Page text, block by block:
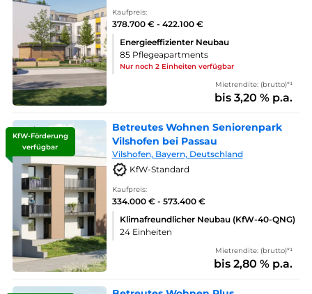
Kaufpreis:
378.700 € - 422.100 €
Energieeffizienter Neubau
85 Pflegeapartments
Nur noch 2 Einheiten verfügbar
Mietrendite: (brutto)*¹
bis 3,20 % p.a.
KfW-Förderung
verfügbar
Betreutes Wohnen Seniorenpark
Vilshofen bei Passau
Vilshofen, Bayern, Deutschland
KfW-Standard
Kaufpreis:
334.000 € - 573.400 €
Klimafreundlicher Neubau (KfW-40-QNG)
24 Einheiten
Mietrendite: (brutto)*¹
bis 2,80 % p.a.